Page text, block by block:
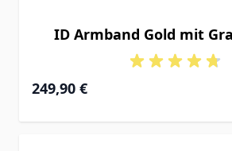
ID Armband Gold mit
Ab
249,90 €